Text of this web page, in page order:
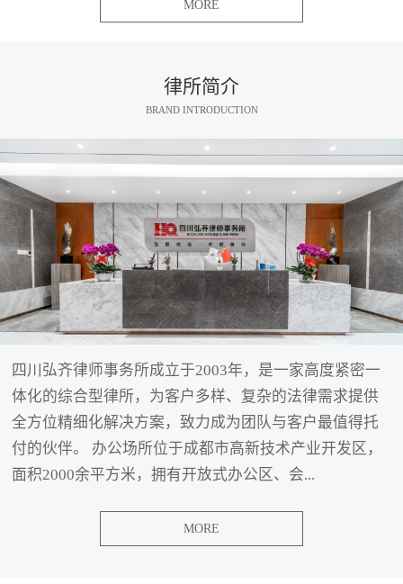
MORE
律所简介
BRAND INTRODUCTION
四川弘齐律师事务所成立于2003年，是一家高度紧密一
体化的综合型律所，为客户多样、复杂的法律需求提供
全方位精细化解决方案，致力成为团队与客户最值得托
付的伙伴。 办公场所位于成都市高新技术产业开发区，
面积2000余平方米，拥有开放式办公区、会...
MORE